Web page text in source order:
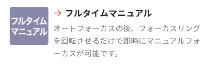
フルタイムマニュアル
オートフォーカスの後、フォーカスリング
を回転させるだけで即時にマニュアルフォ
ーカスが可能です。